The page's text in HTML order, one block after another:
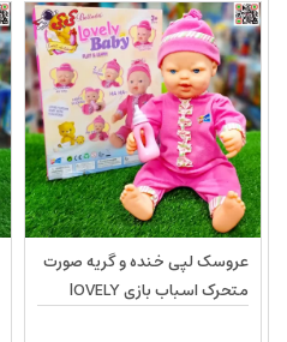
عروسک لپی خنده و گریه صورت
متحرک اسباب بازی lOVELY